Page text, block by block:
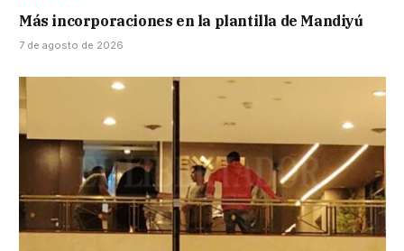
Más incorporaciones en la plantilla de Mandiyú
7 de agosto de 2026